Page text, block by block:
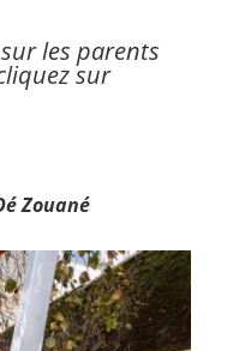
les parents
sur
Zouané